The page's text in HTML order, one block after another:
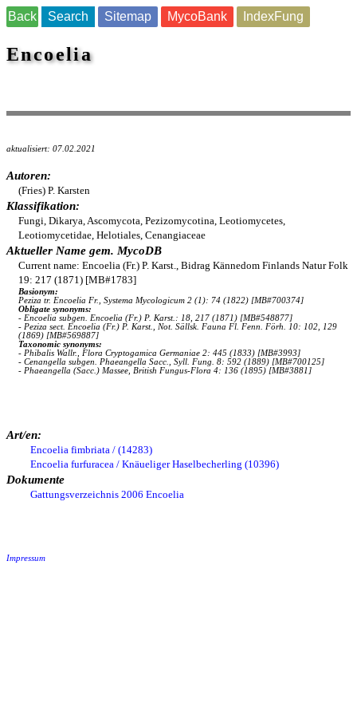
Back Search Sitemap MycoBank IndexFung
Encoelia
aktualisiert: 07.02.2021
Autoren:
(Fries) P. Karsten
Klassifikation:
Fungi, Dikarya, Ascomycota, Pezizomycotina, Leotiomycetes,
Leotiomycetidae, Helotiales, Cenangiaceae
Aktueller Name gem. MycoDB
Current name: Encoelia (Fr.) P. Karst., Bidrag Kännedom Finlands Natur Folk
19: 217 (1871) [MB#1783]
Basionym:
Peziza tr. Encoelia Fr., Systema Mycologicum 2 (1): 74 (1822) [MB#700374]
Obligate synonyms:
- Encoelia subgen. Encoelia (Fr.) P. Karst.: 18, 217 (1871) [MB#548877]
- Peziza sect. Encoelia (Fr.) P. Karst., Not. Sällsk. Fauna Fl. Fenn. Förh. 10: 102, 129
(1869) [MB#569887]
Taxonomic synonyms:
- Phibalis Wallr., Flora Cryptogamica Germaniae 2: 445 (1833) [MB#3993]
- Cenangella subgen. Phaeangella Sacc., Syll. Fung. 8: 592 (1889) [MB#700125]
- Phaeangella (Sacc.) Massee, British Fungus-Flora 4: 136 (1895) [MB#3881]
Art/en:
Encoelia fimbriata / (14283)
Encoelia furfuracea / Knäueliger Haselbecherling (10396)
Dokumente
Gattungsverzeichnis 2006 Encoelia
Impressum